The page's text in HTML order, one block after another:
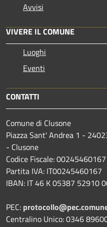
Avvisi
VIVERE IL COMUNE
Luoghi
Eventi
CONTATTI
Comune di Clusone
Piazza Sant' Andrea 1 -
- Clusone
Codice Fiscale: 00245460167
Partita IVA: IT00245460167
IBAN: IT 46 K 05387 52910
PEC:
Centralino Unico: 0346